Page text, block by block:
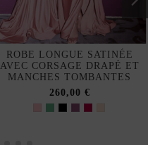
ROBE LONGUE SATINÉE
AVEC CORSAGE DRAPÉ ET
MANCHES TOMBANTES
260,00 €